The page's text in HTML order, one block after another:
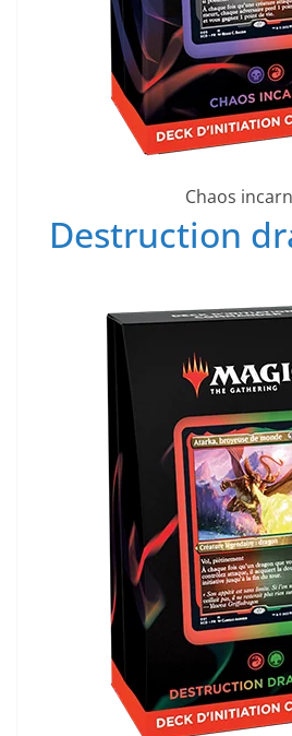
Chaos
Destruction